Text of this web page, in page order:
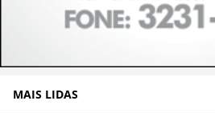
MAIS LIDAS